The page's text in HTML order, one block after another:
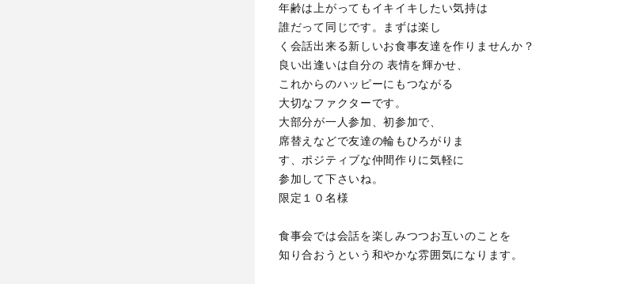
年齢は上がってもイキイキしたい気持は
誰だって同じです。まずは楽し
く会話出来る新しいお食事友達を作りませんか？
良い出逢いは自分の 表情を輝かせ、
これからのハッピーにもつながる
大切なファクターです。
大部分が一人参加、初参加で、
席替えなどで友達の輪もひろがりま
す、ポジティブな仲間作りに気軽に
参加して下さいね。
限定１０名様
食事会では会話を楽しみつつお互いのことを
知り合おうという和やかな雰囲気になります。